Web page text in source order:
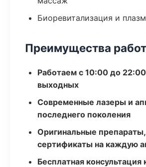
Биоревитализация и
Преимущества
Работаем с 10:00 до
выходных
Современные лазеры и
последнего поколения
Оригинальные препараты,
сертификаты на каждую
Бесплатная консультация